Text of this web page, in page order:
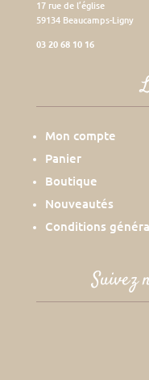
17 rue de l’église
59134 Beaucamps-Ligny
03 20 68 10 16
Mon compte
Panier
Boutique
Nouveautés
Conditions
Suivez